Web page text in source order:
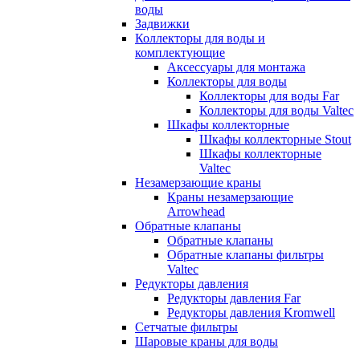
воды
Задвижки
Коллекторы для воды и
комплектующие
Аксессуары для монтажа
Коллекторы для воды
Коллекторы для воды Far
Коллекторы для воды Valtec
Шкафы коллекторные
Шкафы коллекторные Stout
Шкафы коллекторные
Valtec
Незамерзающие краны
Краны незамерзающие
Arrowhead
Обратные клапаны
Обратные клапаны
Обратные клапаны фильтры
Valtec
Редукторы давления
Редукторы давления Far
Редукторы давления Kromwell
Сетчатые фильтры
Шаровые краны для воды